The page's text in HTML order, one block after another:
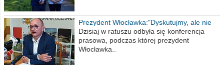
Prezydent Włocławka:"Dyskutujmy, ale nie
obrażajmy się”
Dzisiaj w ratuszu odbyła się konferencja
prasowa, podczas której prezydent
Włocławka..